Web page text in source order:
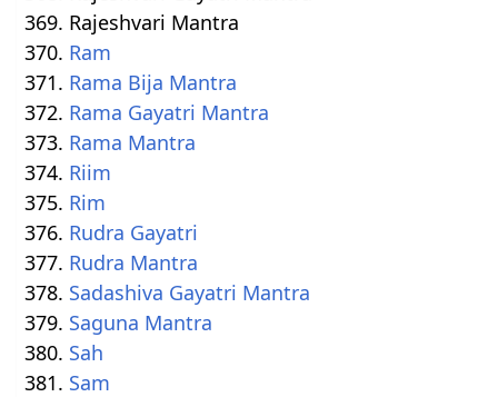
Rajeshvari Mantra
Ram
Rama Bija Mantra
Rama Gayatri Mantra
Rama Mantra
Riim
Rim
Rudra Gayatri
Rudra Mantra
Sadashiva Gayatri Mantra
Saguna Mantra
Sah
Sam